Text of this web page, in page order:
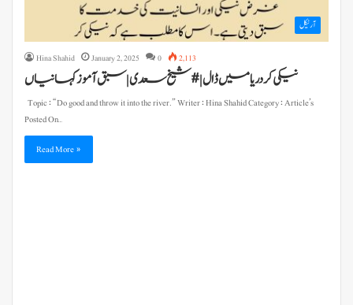
آرٹیکل
Hina Shahid January 2, 2025 0 2,113
نیکی کر دریا میں ڈال | #شیخ سعدی | سبق آموز کہانیاں
Topic : “Do good and throw it into the river.” Writer : Hina Shahid Category : Article’s
Posted On…
Read More »